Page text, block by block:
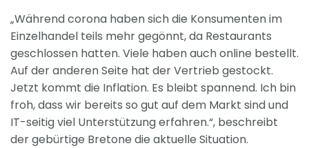
„Während corona haben sich die Konsumenten im
Einzelhandel teils mehr gegönnt, da Restaurants
geschlossen hatten. Viele haben auch online bestellt.
Auf der anderen Seite hat der Vertrieb gestockt.
Jetzt kommt die Inflation. Es bleibt spannend. Ich bin
froh, dass wir bereits so gut auf dem Markt sind und
IT-seitig viel Unterstützung erfahren.“, beschreibt
der gebürtige Bretone die aktuelle Situation.